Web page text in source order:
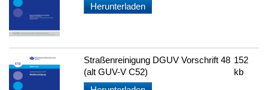
Herunterladen
Straßenreinigung DGUV Vorschrift 48
(alt GUV-V C52)
152
kb